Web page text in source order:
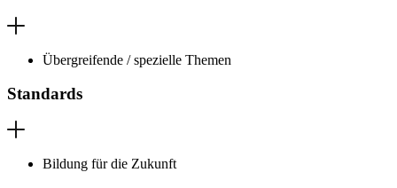
Übergreifende / spezielle Themen
Standards
Bildung für die Zukunft